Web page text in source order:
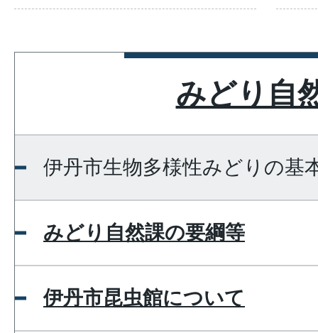
みどり自
伊丹市生物多様性みどりの基
みどり自然課の要綱等
伊丹市昆虫館について